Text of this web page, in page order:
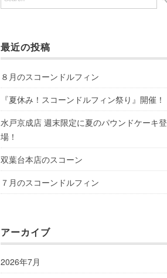
最近の投稿
８月のスコーンドルフィン
『夏休み！スコーンドルフィン祭り』開催！
水戸京成店 週末限定に夏のパウンドケーキ登
場！
双葉台本店のスコーン
７月のスコーンドルフィン
アーカイブ
2026年7月